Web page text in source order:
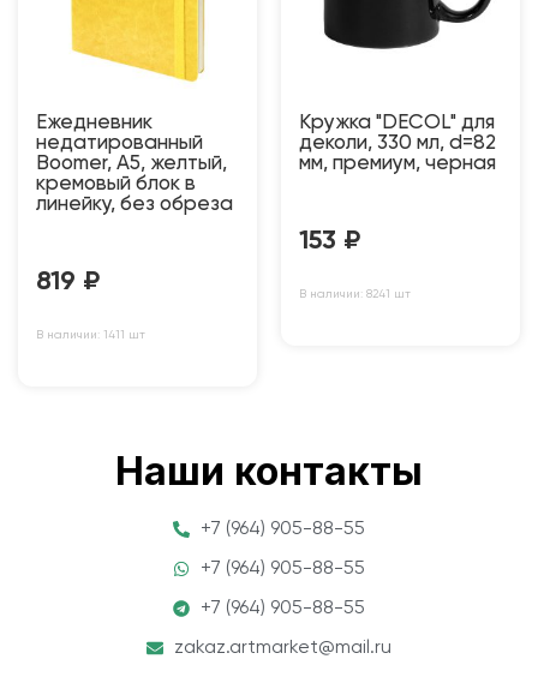
Ежедневник
недатированный
Boomer, А5, желтый,
кремовый блок в
линейку, без обреза
819 ₽
В наличии: 1411 шт
Кружка "DECOL" для
деколи, 330 мл, d=82
мм, премиум, черная
153 ₽
В наличии: 8241 шт
Наши контакты
+7 (964) 905-88-55
+7 (964) 905-88-55
+7 (964) 905-88-55
zakaz.artmarket@mail.ru